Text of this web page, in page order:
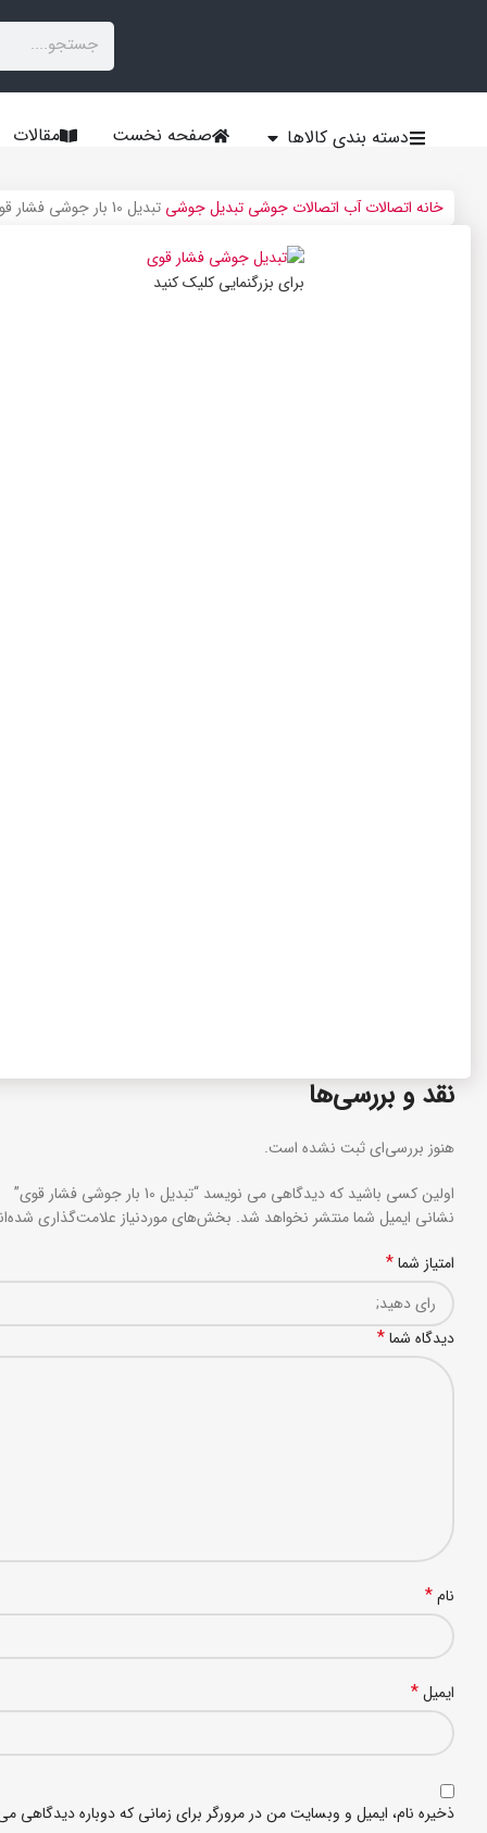
دسته بندی کالاها صفحه نخست مقالات
خانه اتصالات آب اتصالات جوشی تبدیل جوشی تبدیل 10 بار جوشی فشار قوی
برای بزرگنمایی کلیک کنید
نقد و بررسی‌ها
هنوز بررسی‌ای ثبت نشده است.
اولین کسی باشید که دیدگاهی می نویسد “تبدیل 10 بار جوشی فشار قوی”
نشانی ایمیل شما منتشر نخواهد شد. بخش‌های موردنیاز علامت‌گذاری
امتیاز شما*
دیدگاه شما*
نام*
ایمیل*
ذخیره نام، ایمیل و وبسایت من در مرورگر برای زمانی که دوباره دیدگاهی